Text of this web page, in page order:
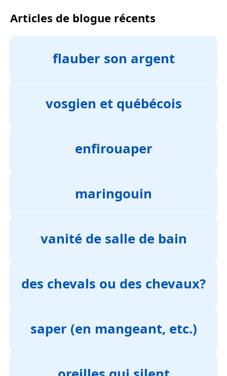
Articles de blogue récents
flauber son argent
vosgien et québécois
enfirouaper
maringouin
vanité de salle de bain
des chevals ou des chevaux?
saper (en mangeant, etc.)